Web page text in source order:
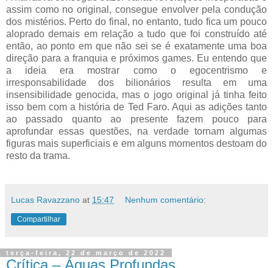
assim como no original, consegue envolver pela condução
dos mistérios. Perto do final, no entanto, tudo fica um pouco
aloprado demais em relação a tudo que foi construído até
então, ao ponto em que não sei se é exatamente uma boa
direção para a franquia e próximos games. Eu entendo que
a ideia era mostrar como o egocentrismo e
irresponsabilidade dos bilionários resulta em uma
insensibilidade genocida, mas o jogo original já tinha feito
isso bem com a história de Ted Faro. Aqui as adições tanto
ao passado quanto ao presente fazem pouco para
aprofundar essas questões, na verdade tornam algumas
figuras mais superficiais e em alguns momentos destoam do
resto da trama.
Lucas Ravazzano at 15:47 Nenhum comentário:
Compartilhar
terça-feira, 22 de março de 2022
Crítica – Águas Profundas